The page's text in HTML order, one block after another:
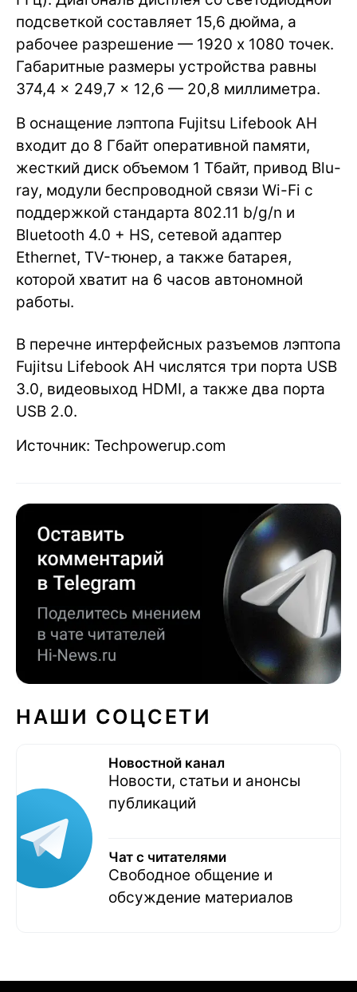
подсветкой составляет 15,6 дюйма, а
рабочее разрешение — 1920 х 1080 точек.
Габаритные размеры устройства равны
374,4 × 249,7 × 12,6 — 20,8 миллиметра.
В оснащение лэптопа Fujitsu Lifebook AH
входит до 8 Гбайт оперативной памяти,
жесткий диск объемом 1 Тбайт, привод Blu-
ray, модули беспроводной связи Wi-Fi с
поддержкой стандарта 802.11 b/g/n и
Bluetooth 4.0 + HS, сетевой адаптер
Ethernet, TV-тюнер, а также батарея,
которой хватит на 6 часов автономной
работы.
В перечне интерфейсных разъемов лэптопа
Fujitsu Lifebook AH числятся три порта USB
3.0, видеовыход HDMI, а также два порта
USB 2.0.
Источник: Techpowerup.com
НАШИ СОЦСЕТИ
Новостной канал
Новости, статьи и анонсы
публикаций
Чат с читателями
Свободное общение и
обсуждение материалов